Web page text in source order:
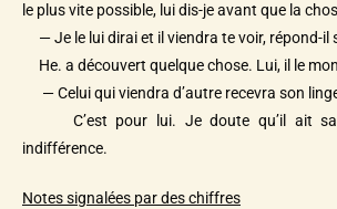
le plus vite possible, lui dis-je avant que la
— Je le lui dirai et il viendra te voir, répond-il
He. a découvert quelque chose. Lui, il le
— Celui qui viendra d’autre recevra son
C’est pour lui. Je doute qu’il ait
indifférence.
Notes signalées par des chiffres